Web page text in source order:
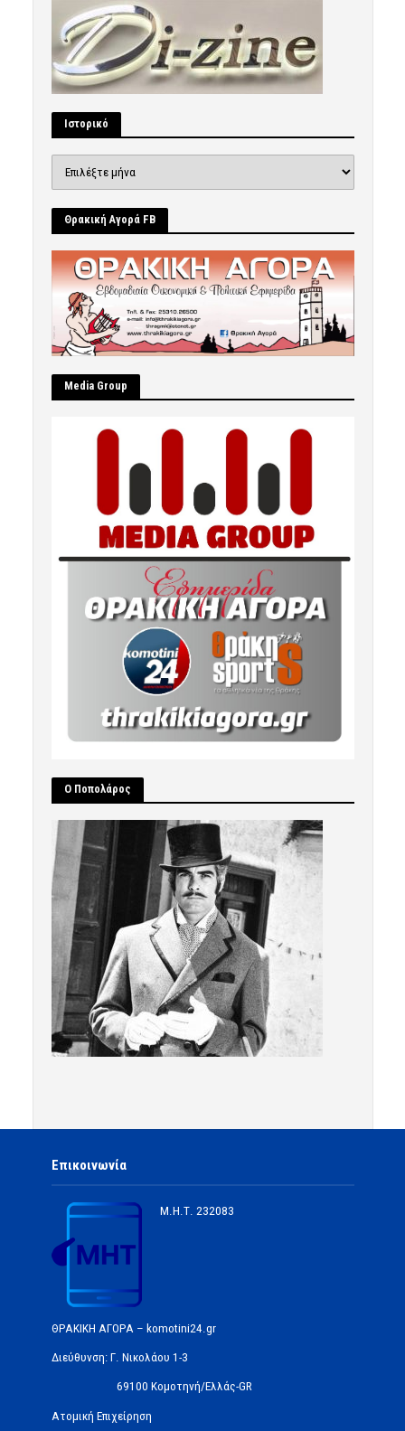
Ιστορικό
Θρακική Αγορά FB
Μedia Group
Ο Ποπολάρος
Επικοινωνία
Μ.Η.Τ. 232083
ΘΡΑΚΙΚΗ ΑΓΟΡΑ – komotini24.gr
Διεύθυνση: Γ. Νικολάου 1-3
69100 Κομοτηνή/Ελλάς-GR
Ατομική Επιχείρηση